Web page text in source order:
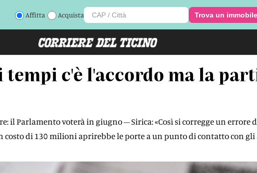
Affitta Acquista Trova un immobile
c'è l'accordo ma la
il Parlamento voterà in giugno – Sirica: «Così si corregge un errore
costo di 130 milioni aprirebbe le porte a un punto di contatto con